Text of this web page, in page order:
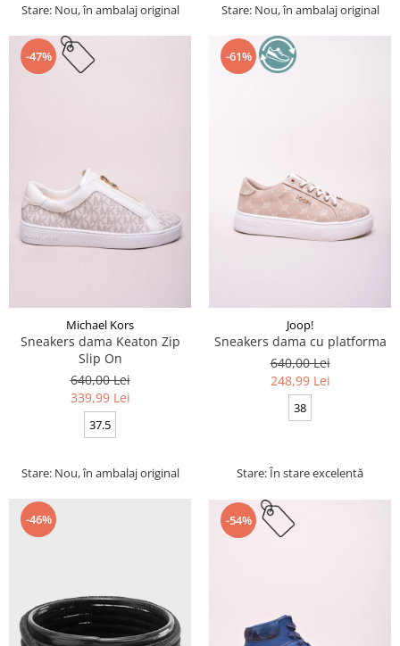
Stare: Nou, în ambalaj original Stare: Nou, în ambalaj original
-47%
Michael Kors
Sneakers dama Keaton Zip
Slip On
640,00 Lei
339,99 Lei
37.5
Stare: Nou, în ambalaj original
-61%
Joop!
Sneakers dama cu platforma
640,00 Lei
248,99 Lei
38
Stare: În stare excelentă
-46% -54%